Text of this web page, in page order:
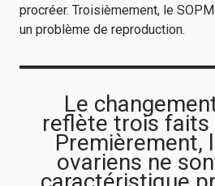
procréer. Troisièmement, le
un problème de reproduction.
Le
reflète trois faits
Premièrement,
ovariens ne